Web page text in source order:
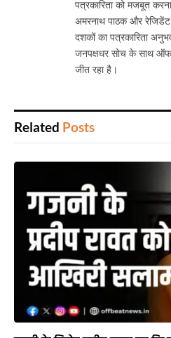
पत्रकारिता को मजबूत
अमरनाथ पाठक और रेजिडेंट
दशकों का पत्रकारिता
जनपक्षधर सोच के साथ
जीत रहा है।
Related Posts